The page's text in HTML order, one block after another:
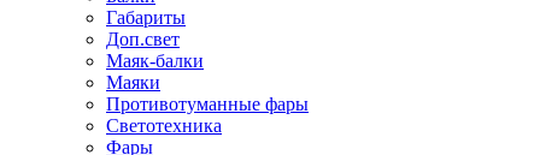
Габариты
Доп.свет
Маяк-балки
Маяки
Противотуманные фары
Светотехника
Фары